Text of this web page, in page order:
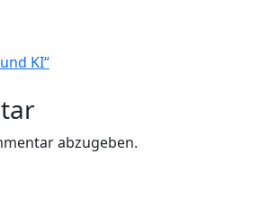
KI“
abzugeben.